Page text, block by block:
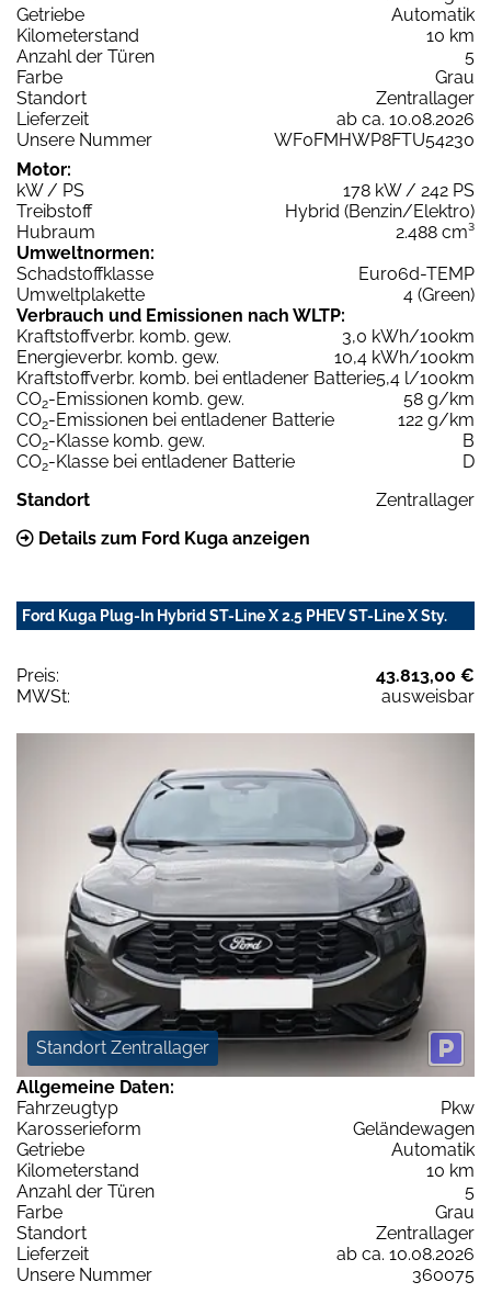
Getriebe
Automatik
Kilometerstand
10 km
Anzahl der Türen
5
Farbe
Grau
Standort
Zentrallager
Lieferzeit
ab ca. 10.08.2026
Unsere Nummer
WF0FMHWP8FTU54230
Motor:
kW / PS
178 kW / 242 PS
Treibstoff
Hybrid (Benzin/Elektro)
Hubraum
2.488 cm³
Umweltnormen:
Schadstoffklasse
Euro6d-TEMP
Umweltplakette
4 (Green)
Verbrauch und Emissionen nach WLTP:
Kraftstoffverbr. komb. gew.
3,0 kWh/100km
Energieverbr. komb. gew.
10,4 kWh/100km
Kraftstoffverbr. komb. bei entladener Batterie5,4 l/100km
CO2-Emissionen komb. gew.
58 g/km
CO2-Emissionen bei entladener Batterie
122 g/km
CO2-Klasse komb. gew.
B
CO2-Klasse bei entladener Batterie
D
Standort
Zentrallager
Details zum Ford Kuga anzeigen
Ford Kuga Plug-In Hybrid ST-Line X 2.5 PHEV ST-Line X Sty.
Preis:
43.813,00 €
MWSt:
ausweisbar
Standort Zentrallager
Allgemeine Daten:
Fahrzeugtyp
Pkw
Karosserieform
Geländewagen
Getriebe
Automatik
Kilometerstand
10 km
Anzahl der Türen
5
Farbe
Grau
Standort
Zentrallager
Lieferzeit
ab ca. 10.08.2026
Unsere Nummer
360075